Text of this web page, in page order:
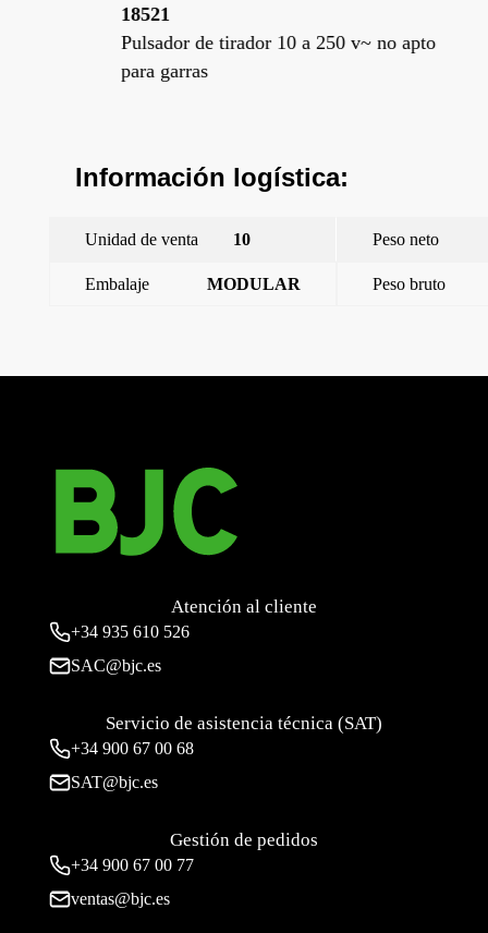
18521
Pulsador de tirador 10 a 250 v~ no apto
para garras
Información logística:
Unidad de venta 10 Peso neto
Embalaje MODULAR Peso bruto
Atención al cliente
+34 935 610 526
SAC@bjc.es
Servicio de asistencia técnica (SAT)
+34 900 67 00 68
SAT@bjc.es
Gestión de pedidos
+34 900 67 00 77
ventas@bjc.es